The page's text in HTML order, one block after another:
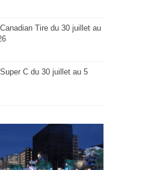
Tire du 30 juillet au
C du 30 juillet au 5